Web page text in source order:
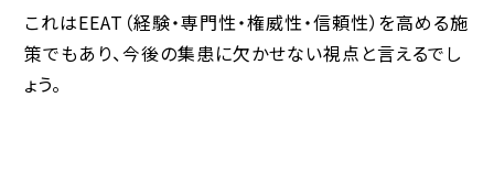
これはEEAT（経験・専門性・権威性・信頼性）を高める施
策でもあり、今後の集患に欠かせない視点と言えるでし
ょう。